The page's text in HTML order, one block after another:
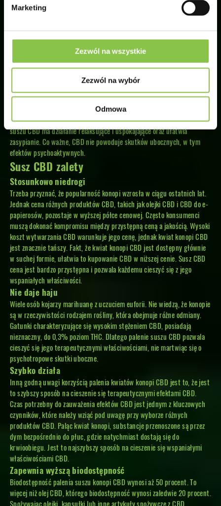
Marketing
Zezwól na wszystkie
Zezwól na wybór
Odmowa
waporyzacji, ale także do przygotowywania naparów, inhalacji i
CBD susz jak działa?
Najbardziej polecaną metodą wykorzystania suszonego CBD jest
waporyzacja. Jest to najszybszy sposób na poczucie wspaniałych
właściwości oraz najbardziej efektywny. CBD wykazuje swoje
prozdrowotne właściwości w szerokim zakresie zastosowań. Może
leczyć bóle różnego pochodzenia oraz łagodzić objawy wielu chorób,
alergii i innych dolegliwości. Działa m.in. przeciwbakteryjnie i
przeciwzapalnie. CBD może mieć pozytywny wpływ na osoby
doświadczające przewlekłego stresu, nerwicy czy depresji. Stosowanie
suszu CBD ma działanie relaksujące i uspokajające oraz ułatwia
zasypianie. Co ważne, CBD nie powoduje skutków ubocznych, w tym
efektów psychoaktywnych.
Susz CBD zalety
Stosunkowo niedrogi
Trzeba przyznać, że popularność konopi wzrosła w ciągu ostatnich lat.
Jednak cena różnych produktów CBD, takich jak olejki CBD i CBD do e-
papierosów, pozostaje w wyższej półce cenowej. Często konsumenci
muszą dokonać kompromisu między przystępną ceną a jakością. Wysoki
koszt wytwarzania CBD warunkuje jego cenę, jednak kwiat konopi CBD
jest znacznie tańszy. Fakt, że kwiat konopi CBD jest dostępny głównie
w suchej formie, ułatwia to kupowanie CBD w niższej cenie. Susz CBD
cena jest bardzo przystępna i pozwala każdemu cieszyć się z jego
wspaniałych właściwości.
Nie daje haju
Wiele osób kojarzy marihuanę z uczuciem euforii. Nie wiedzą, że konopie
są w rzeczywistości rodzajem rośliny, która obejmuje różne odmiany.
Gatunki charakteryzujące się wysokim stężeniem CBD, posiadają
nieznaczny, do 0,3% poziom THC. Dlatego palenie suszu CBD pozwala
cieszyć się jego terapeutycznymi właściwościami, nie martwiąc się o
psychotropowe skutki uboczne.
Szybko działa
Inną godną uwagi korzyścią palenia kwiatów konopi CBD jest to, że jest
to szybszy sposób na cieszenie się terapeutycznymi efektami CBD.
Czas potrzebny do zauważenia efektów CBD jest jednym z kluczowych
czynników, które należy wziąć pod uwagę przy wyborze różnych
produktów CBD. Paląc kwiat konopi, substancje przenoszone są przez
dym bezpośrednio do płuc, gdzie natychmiast dostają się do
krwioobiegu. Jest to najszybszy sposób na cieszenie się wspaniałymi
właściwościami CBD.
Zapewnia wyższą biodostępność
Biodostępność palenia suszu konopi CBD wynosi aż 50 procent. To
więcej niż olej CBD, którego biodostępność wynosi zaledwie 20 procent.
Spożywając olejki, kapsułki lub inne artykuły spożywcze z CBD,